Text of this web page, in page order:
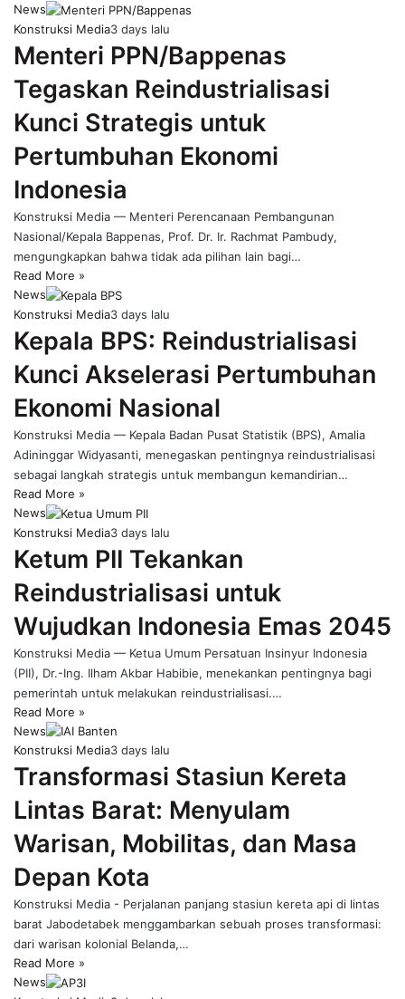
News
Konstruksi Media3 days lalu
Menteri PPN/Bappenas
Tegaskan Reindustrialisasi
Kunci Strategis untuk
Pertumbuhan Ekonomi
Indonesia
Konstruksi Media — Menteri Perencanaan Pembangunan
Nasional/Kepala Bappenas, Prof. Dr. Ir. Rachmat Pambudy,
mengungkapkan bahwa tidak ada pilihan lain bagi…
Read More »
News
Konstruksi Media3 days lalu
Kepala BPS: Reindustrialisasi
Kunci Akselerasi Pertumbuhan
Ekonomi Nasional
Konstruksi Media — Kepala Badan Pusat Statistik (BPS), Amalia
Adininggar Widyasanti, menegaskan pentingnya reindustrialisasi
sebagai langkah strategis untuk membangun kemandirian…
Read More »
News
Konstruksi Media3 days lalu
Ketum PII Tekankan
Reindustrialisasi untuk
Wujudkan Indonesia Emas 2045
Konstruksi Media — Ketua Umum Persatuan Insinyur Indonesia
(PII), Dr.-Ing. Ilham Akbar Habibie, menekankan pentingnya bagi
pemerintah untuk melakukan reindustrialisasi.…
Read More »
News
Konstruksi Media3 days lalu
Transformasi Stasiun Kereta
Lintas Barat: Menyulam
Warisan, Mobilitas, dan Masa
Depan Kota
Konstruksi Media - Perjalanan panjang stasiun kereta api di lintas
barat Jabodetabek menggambarkan sebuah proses transformasi:
dari warisan kolonial Belanda,…
Read More »
News